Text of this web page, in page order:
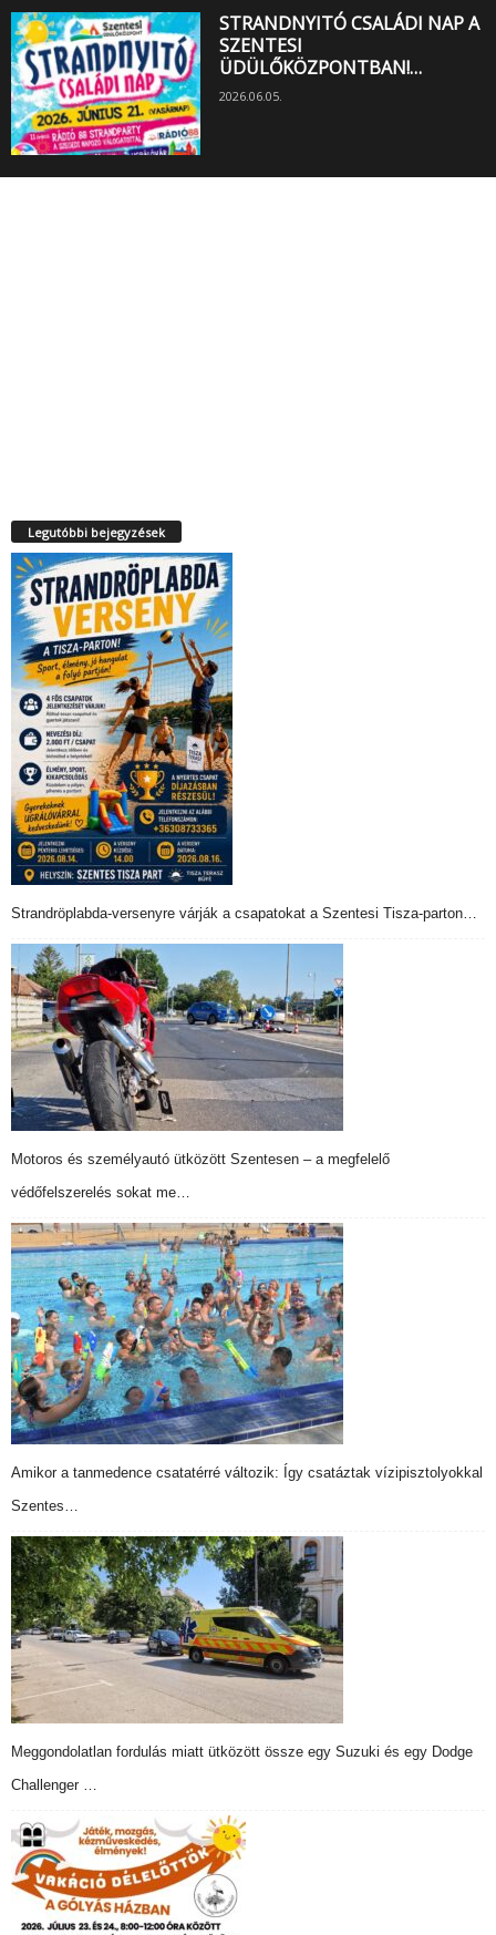
STRANDNYITÓ CSALÁDI NAP A
SZENTESI
ÜDÜLŐKÖZPONTBAN!…
2026.06.05.
Legutóbbi bejegyzések
Strandröplabda-versenyre várják a csapatokat a Szentesi Tisza-parton…
Motoros és személyautó ütközött Szentesen – a megfelelő
védőfelszerelés sokat me…
Amikor a tanmedence csatatérré változik: Így csatáztak vízipisztolyokkal
Szentes…
Meggondolatlan fordulás miatt ütközött össze egy Suzuki és egy Dodge
Challenger …